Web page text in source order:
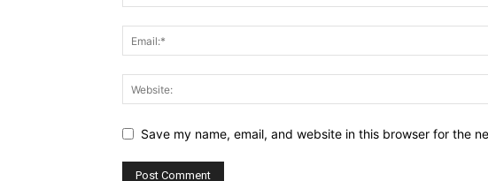
Save my name, email, and website in this browser for the